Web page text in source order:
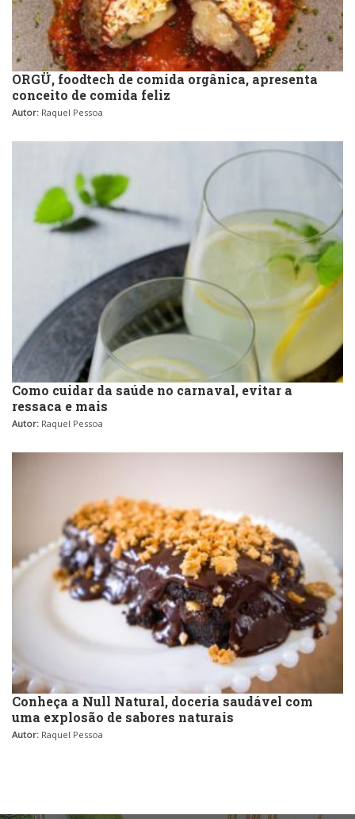
ORGÜ, foodtech de comida orgânica, apresenta
conceito de comida feliz
Autor: Raquel Pessoa
Como cuidar da saúde no carnaval, evitar a
ressaca e mais
Autor: Raquel Pessoa
Conheça a Null Natural, doceria saudável com
uma explosão de sabores naturais
Autor: Raquel Pessoa